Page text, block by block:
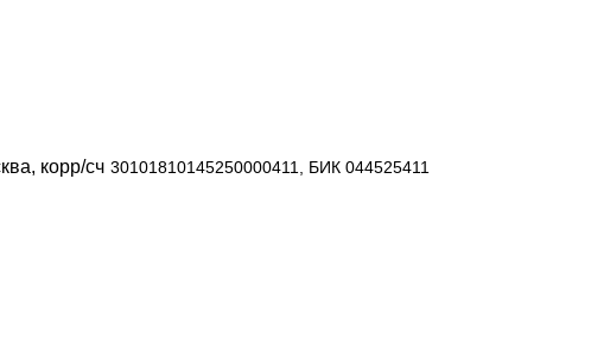
корр/сч 30101810145250000411, БИК 044525411